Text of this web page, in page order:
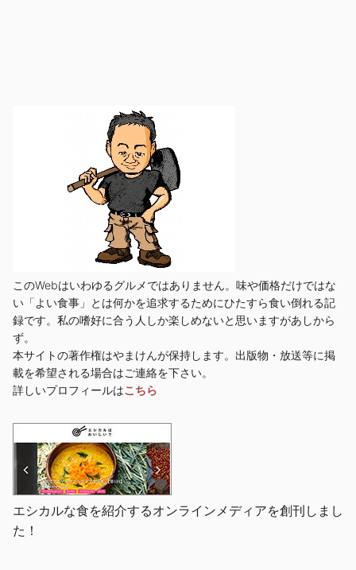
このWebはいわゆるグルメではありません。味や価格だけではな
い「よい食事」とは何かを追求するためにひたすら食い倒れる記
録です。私の嗜好に合う人しか楽しめないと思いますがあしから
ず。
本サイトの著作権はやまけんが保持します。出版物・放送等に掲
載を希望される場合はご連絡を下さい。
詳しいプロフィールはこちら
エシカルな食を紹介するオンラインメディアを創刊しまし
た！